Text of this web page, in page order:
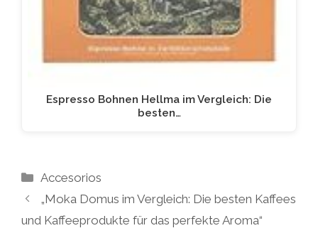
Espresso Bohnen Hellma im Vergleich: Die
besten…
Kategorien
Accesorios
„Moka Domus im Vergleich: Die besten Kaffees
und Kaffeeprodukte für das perfekte Aroma“